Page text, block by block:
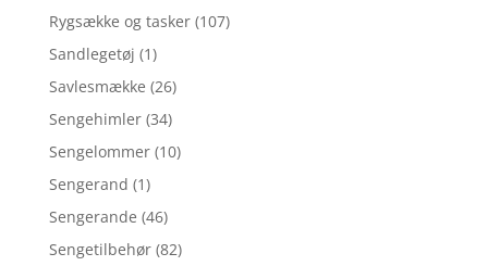
Rygsække og tasker (107)
Sandlegetøj (1)
Savlesmække (26)
Sengehimler (34)
Sengelommer (10)
Sengerand (1)
Sengerande (46)
Sengetilbehør (82)